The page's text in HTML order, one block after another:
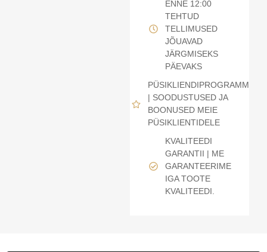
ENNE 12:00
TEHTUD
TELLIMUSED
JÕUAVAD
JÄRGMISEKS
PÄEVAKS
PÜSIKLIENDIPROGRAMM
| SOODUSTUSED JA
BOONUSED MEIE
PÜSIKLIENTIDELE
KVALITEEDI
GARANTII | ME
GARANTEERIME
IGA TOOTE
KVALITEEDI.